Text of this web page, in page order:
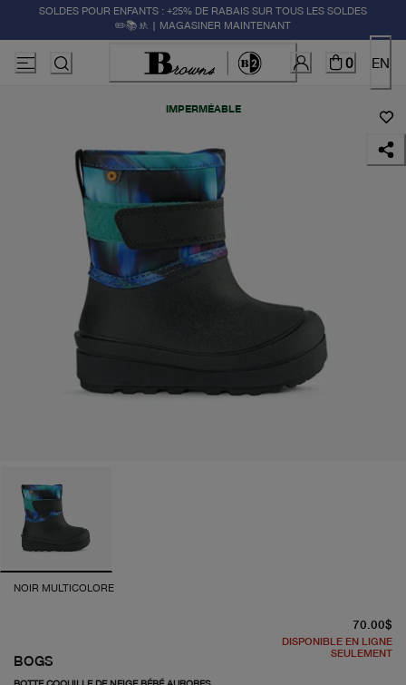
SOLDES POUR ENFANTS : +25% DE RABAIS SUR TOUS LES SOLDES
✏️📚🚸 | MAGASINER MAINTENANT
0 EN
IMPERMÉABLE
NOIR MULTICOLORE
BOGS
70.00$
DISPONIBLE EN LIGNE
SEULEMENT